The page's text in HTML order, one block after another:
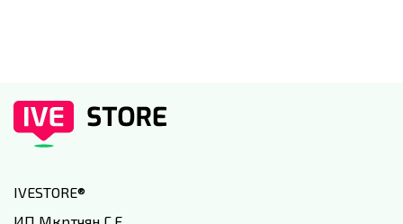
IVESTORE®
ИП Мкртчян Г.Е.